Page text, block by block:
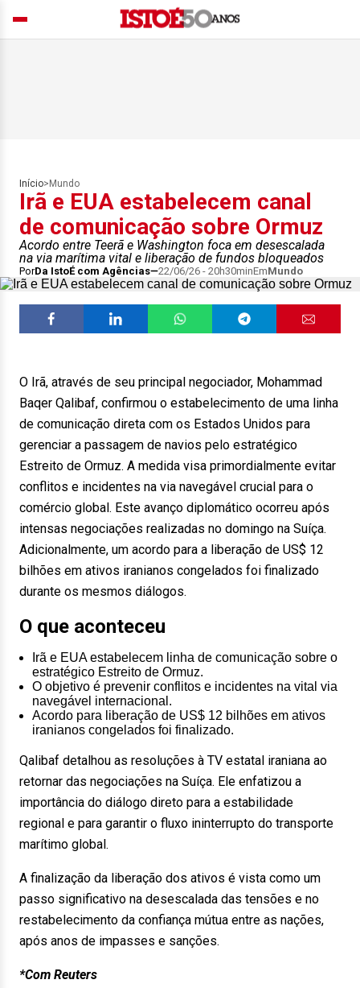
Início> Mundo
Irã e EUA estabelecem canal
de comunicação sobre Ormuz
Acordo entre Teerã e Washington foca em desescalada
na via marítima vital e liberação de fundos bloqueados
PorDa IstoÉ com Agências 22/06/26 - 20h30minEmMundo
O Irã, através de seu principal negociador, Mohammad
Baqer Qalibaf, confirmou o estabelecimento de uma linha
de comunicação direta com os Estados Unidos para
gerenciar a passagem de navios pelo estratégico
Estreito de Ormuz. A medida visa primordialmente evitar
conflitos e incidentes na via navegável crucial para o
comércio global. Este avanço diplomático ocorreu após
intensas negociações realizadas no domingo na Suíça.
Adicionalmente, um acordo para a liberação de US$ 12
bilhões em ativos iranianos congelados foi finalizado
durante os mesmos diálogos.
O que aconteceu
Irã e EUA estabelecem linha de comunicação sobre o
estratégico Estreito de Ormuz.
O objetivo é prevenir conflitos e incidentes na vital via
navegável internacional.
Acordo para liberação de US$ 12 bilhões em ativos
iranianos congelados foi finalizado.
Qalibaf detalhou as resoluções à TV estatal iraniana ao
retornar das negociações na Suíça. Ele enfatizou a
importância do diálogo direto para a estabilidade
regional e para garantir o fluxo ininterrupto do transporte
marítimo global.
A finalização da liberação dos ativos é vista como um
passo significativo na desescalada das tensões e no
restabelecimento da confiança mútua entre as nações,
após anos de impasses e sanções.
*Com Reuters